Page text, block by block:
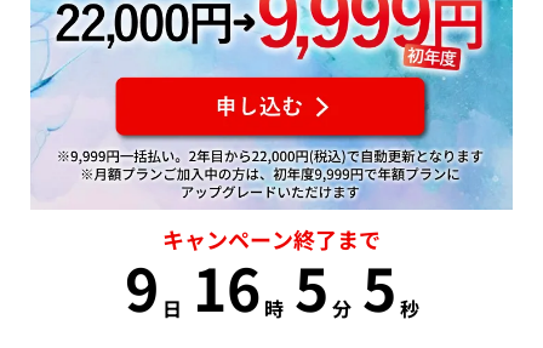
キャンペーン終了まで
9 日 16 時 5 分 5 秒